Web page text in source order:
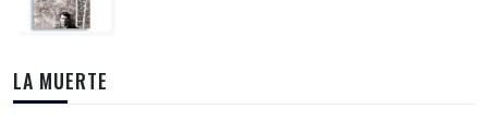
LA MUERTE